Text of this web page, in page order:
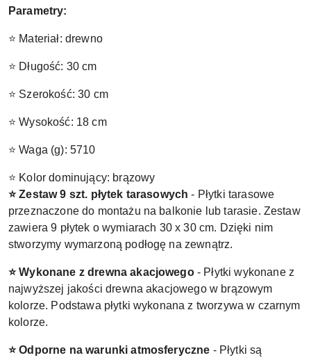
Parametry:
⭐ Materiał: drewno
⭐ Długość: 30 cm
⭐ Szerokość: 30 cm
⭐ Wysokość: 18 cm
⭐ Waga (g): 5710
⭐ Kolor dominujący: brązowy
⭐ Zestaw 9 szt. płytek tarasowych - Płytki tarasowe
przeznaczone do montażu na balkonie lub tarasie. Zestaw
zawiera 9 płytek o wymiarach 30 x 30 cm. Dzięki nim
stworzymy wymarzoną podłogę na zewnątrz.
⭐ Wykonane z drewna akacjowego - Płytki wykonane z
najwyższej jakości drewna akacjowego w brązowym
kolorze. Podstawa płytki wykonana z tworzywa w czarnym
kolorze.
⭐ Odporne na warunki atmosferyczne - Płytki są